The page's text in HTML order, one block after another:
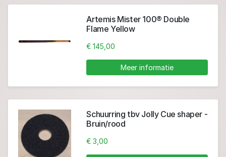
Artemis Mister 100® Double
Flame Yellow
€ 145,00
Meer informatie
Schuurring tbv Jolly Cue shaper -
Bruin/rood
€ 3,00